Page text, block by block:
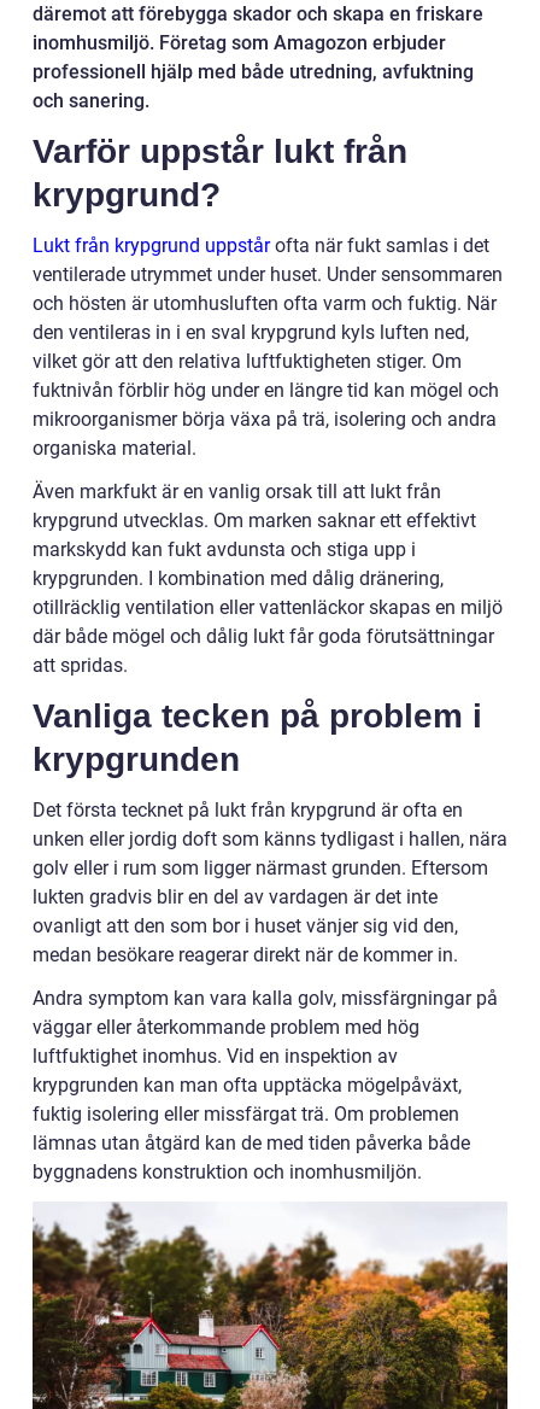
däremot att förebygga skador och skapa en friskare
inomhusmiljö. Företag som Amagozon erbjuder
professionell hjälp med både utredning, avfuktning
och sanering.
Varför uppstår lukt från
krypgrund?
Lukt från krypgrund uppstårofta när fukt samlas i det
ventilerade utrymmet under huset. Under sensommaren
och hösten är utomhusluften ofta varm och fuktig. När
den ventileras in i en sval krypgrund kyls luften ned,
vilket gör att den relativa luftfuktigheten stiger. Om
fuktnivån förblir hög under en längre tid kan mögel och
mikroorganismer börja växa på trä, isolering och andra
organiska material.
Även markfukt är en vanlig orsak till att lukt från
krypgrund utvecklas. Om marken saknar ett effektivt
markskydd kan fukt avdunsta och stiga upp i
krypgrunden. I kombination med dålig dränering,
otillräcklig ventilation eller vattenläckor skapas en miljö
där både mögel och dålig lukt får goda förutsättningar
att spridas.
Vanliga tecken på problem i
krypgrunden
Det första tecknet på lukt från krypgrund är ofta en
unken eller jordig doft som känns tydligast i hallen, nära
golv eller i rum som ligger närmast grunden. Eftersom
lukten gradvis blir en del av vardagen är det inte
ovanligt att den som bor i huset vänjer sig vid den,
medan besökare reagerar direkt när de kommer in.
Andra symptom kan vara kalla golv, missfärgningar på
väggar eller återkommande problem med hög
luftfuktighet inomhus. Vid en inspektion av
krypgrunden kan man ofta upptäcka mögelpåväxt,
fuktig isolering eller missfärgat trä. Om problemen
lämnas utan åtgärd kan de med tiden påverka både
byggnadens konstruktion och inomhusmiljön.